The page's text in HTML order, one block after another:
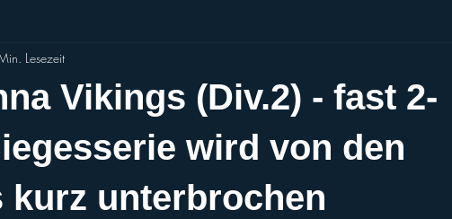
Kampfmannschaft
Division Team European League of Football
Performance Cheer Sport Austria Finals ÖCCV
Vikings (Div.2) - fast 2-
wird von den
kurz unterbrochen
Lesezeit